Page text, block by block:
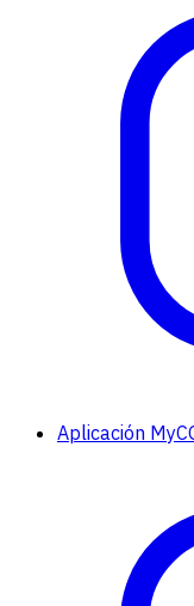
Aplicación